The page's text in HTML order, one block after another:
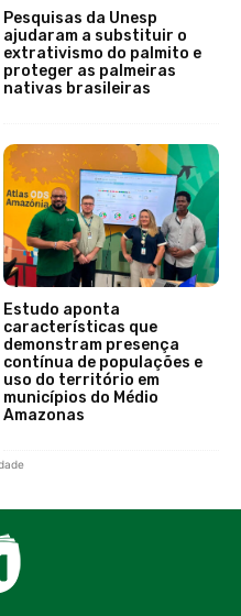
Pesquisas da Unesp
ajudaram a substituir o
extrativismo do palmito e
proteger as palmeiras
nativas brasileiras
Estudo aponta
características que
demonstram presença
contínua de populações e
uso do território em
municípios do Médio
Amazonas